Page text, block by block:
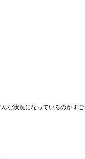
な状況になっているのかす